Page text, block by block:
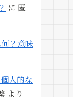
に 匿
？意味
人的な
より